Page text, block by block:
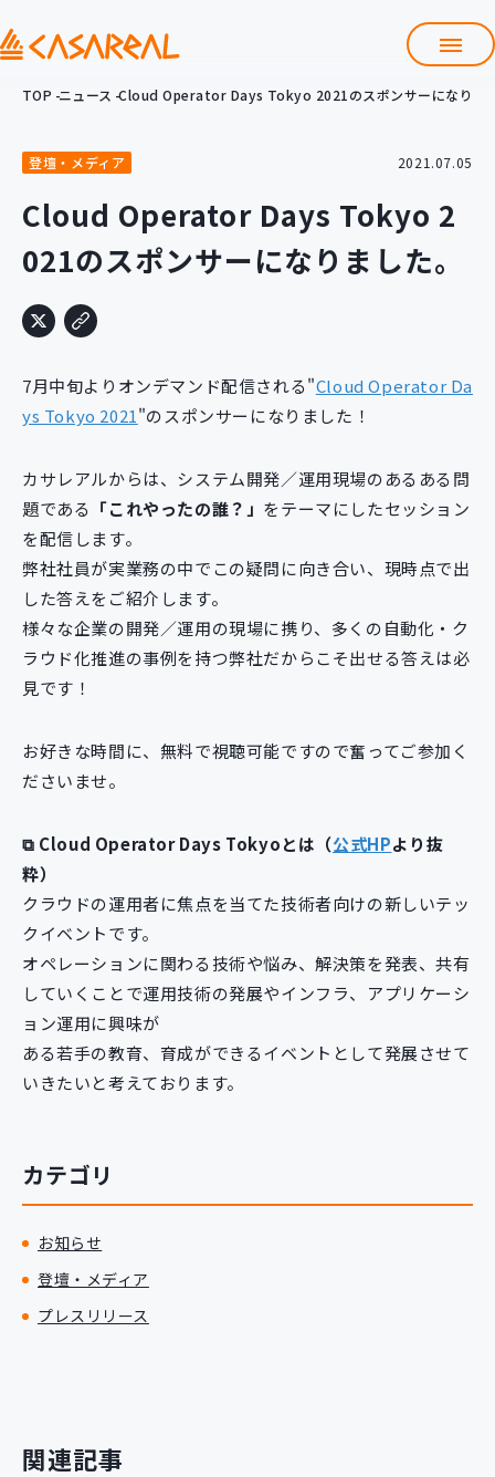
会社情報
サービス
プロダクト開発支援
クラウド導入支援 Git導入支援
システム構築支援
研修サービス
定型コース 新入社員コース
新規開発サービス
パッケージ開発
導入事例
イベント・セミナー
ニュース
Contact
TOP ニュース Cloud Operator Days Tokyo 2021のスポンサーになりま
登壇・メディア 2021.07.05
Cloud Operator Days Tokyo 2
021のスポンサーになりました。
7月中旬よりオンデマンド配信される"Cloud Operator Da
ys Tokyo 2021"のスポンサーになりました！
カサレアルからは、システム開発／運用現場のあるある問
題である 「これやったの誰？」 をテーマにしたセッション
を配信します。
弊社社員が実業務の中でこの疑問に向き合い、現時点で出
した答えをご紹介します。
様々な企業の開発／運用の現場に携り、多くの自動化・ク
ラウド化推進の事例を持つ弊社だからこそ出せる答えは必
見です！
お好きな時間に、無料で視聴可能ですので奮ってご参加く
ださいませ。
⧉ Cloud Operator Days Tokyoとは（公式HPより抜
粋）
クラウドの運用者に焦点を当てた技術者向けの新しいテッ
クイベントです。
オペレーションに関わる技術や悩み、解決策を発表、共有
していくことで運用技術の発展やインフラ、アプリケーシ
ョン運用に興味が
ある若手の教育、育成ができるイベントとして発展させて
いきたいと考えております。
カテゴリ
お知らせ
登壇・メディア
プレスリリース
関連記事